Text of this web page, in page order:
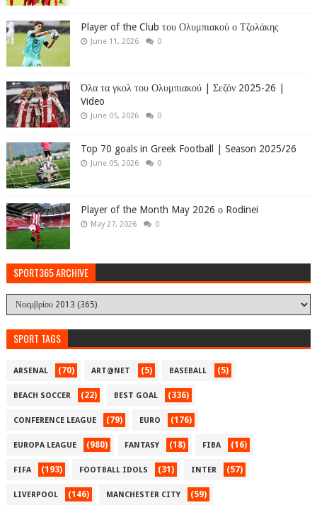
Player of the Club του Ολυμπιακού ο Τζολάκης
June 11, 2026 0
Όλα τα γκολ του Ολυμπιακού | Σεζόν 2025-26 |
Video
June 05, 2026 0
Top 70 goals in Greek Football | Season 2025/26
June 05, 2026 0
Player of the Month May 2026 ο Rodinei
May 27, 2026 0
SPORT365 ARCHIVE
SPORT TAGS
ARSENAL (70) ART@NET (5) BASEBALL (5)
BEACH SOCCER (22) BEST GOAL (336)
CONFERENCE LEAGUE (79) EURO (176)
EUROPA LEAGUE (980) FANTASY (18) FIBA (16)
FIFA (193) FOOTBALL IDOLS (31) INTER (57)
LIVERPOOL (146) MANCHESTER CITY (59)